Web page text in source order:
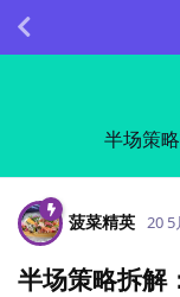
半场策
菠菜精英 20 5
半场策略拆解